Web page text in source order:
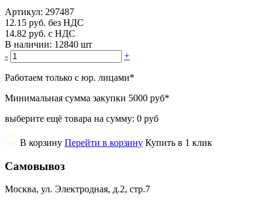
Артикул: 297487
12.15 руб. без НДС
14.82 руб. с НДС
В наличии: 12840 шт
-
+
Работаем только с юр. лицами*
Минимальная сумма закупки 5000 руб*
выберите ещё товара на сумму: 0 руб
В корзину Перейти в корзину Купить в 1 клик
Самовывоз
Москва, ул. Электродная, д.2, стр.7